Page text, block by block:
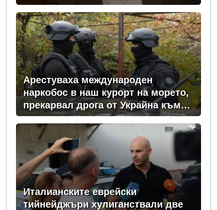
Арестуваха международен
наркобос в наш курорт на морето,
прекарвал дрога от Украйна към
ЕС
Италианските еврейски
тийнейджъри хулиганствали две